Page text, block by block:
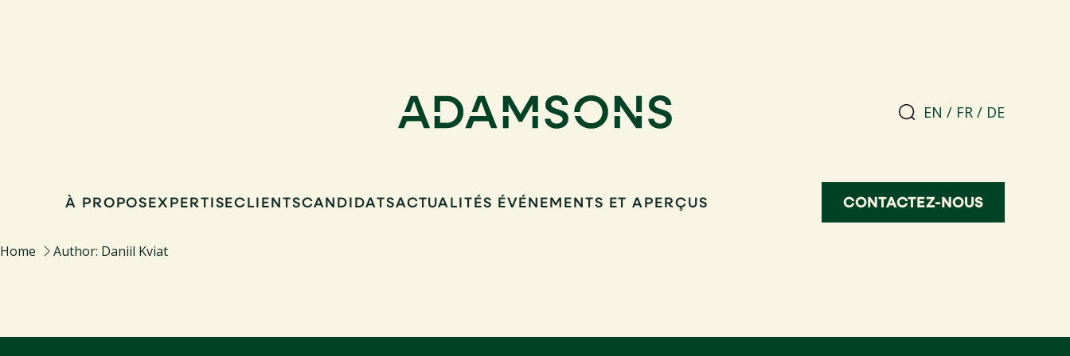
À PROPOSEXPERTISECLIENTSCANDIDATSACTUALITÉS ÉVÉNEMENTS ET APERÇUS CONTACTEZ-NOUS
EN / FR / DE
Home Author: Daniil Kviat
SEARCH